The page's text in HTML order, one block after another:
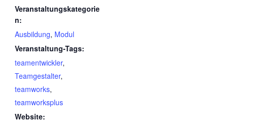
Veranstaltungskategorie
n:
Ausbildung, Modul
Veranstaltung-Tags:
teamentwickler,
Teamgestalter,
teamworks,
teamworksplus
Website: